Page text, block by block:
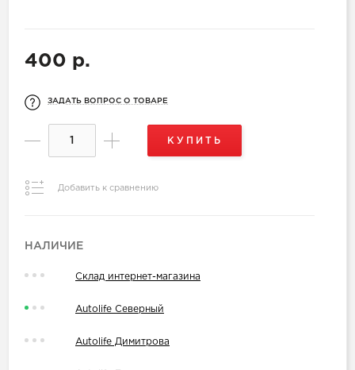
400 р.
ЗАДАТЬ ВОПРОС О ТОВАРЕ
КУПИТЬ
Добавить к сравнению
НАЛИЧИЕ
Склад интернет-магазина
Autolife Северный
Autolife Димитрова